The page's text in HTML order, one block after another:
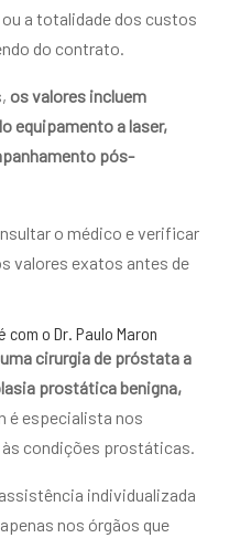
a totalidade dos custos
do contrato.
os valores incluem
equipamento a laser,
pós-
o médico e verificar
valores exatos antes de
o Dr. Paulo Maron
cirurgia de próstata a
prostática benigna,
é especialista nos
condições prostáticas.
individualizada
nos órgãos que